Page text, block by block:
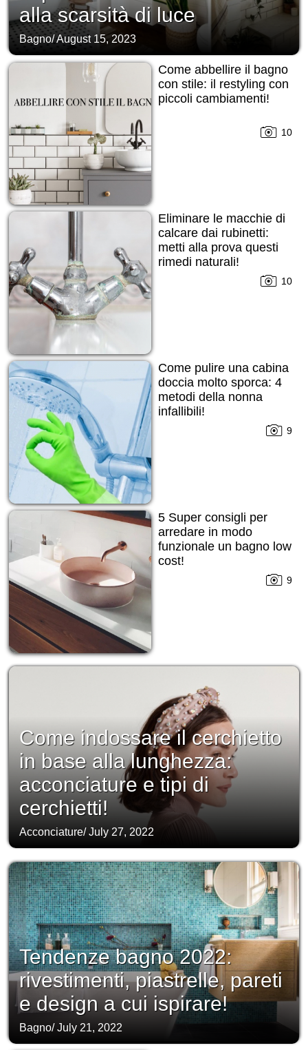
alla scarsità di luce
Bagno/August 15, 2023
Come abbellire il bagno
con stile: il restyling con
piccoli cambiamenti!
10
Eliminare le macchie di
calcare dai rubinetti:
metti alla prova questi
rimedi naturali!
10
Come pulire una cabina
doccia molto sporca: 4
metodi della nonna
infallibili!
9
5 Super consigli per
arredare in modo
funzionale un bagno low
cost!
9
Come indossare il cerchietto
in base alla lunghezza:
acconciature e tipi di
cerchietti!
Acconciature/July 27, 2022
Tendenze bagno 2022:
rivestimenti, piastrelle, pareti
e design a cui ispirare!
Bagno/July 21, 2022